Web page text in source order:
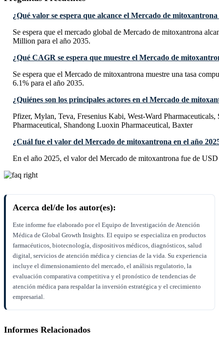
¿Qué valor se espera que alcance el Mercado de
Se espera que el mercado global de Mercado de mitoxantrona
Million para el año 2035.
¿Qué CAGR se espera que muestre el Mercado de
Se espera que el Mercado de mitoxantrona muestre una tasa
6.1% para el año 2035.
¿Quiénes son los principales actores en el Mercado de
Pfizer, Mylan, Teva, Fresenius Kabi, West-Ward Pharmaceuticals,
Pharmaceutical, Shandong Luoxin Pharmaceutical, Baxter
¿Cuál fue el valor del Mercado de mitoxantrona en el año
En el año 2025, el valor del Mercado de mitoxantrona fue de
Acerca del/de los autor(es):
Este informe fue elaborado por el Equipo de Investigación de Atención
Médica de Global Growth Insights. El equipo se especializa en productos
farmacéuticos, biotecnología, dispositivos médicos, diagnósticos, salud
digital, servicios de atención médica y ciencias de la vida. Su experiencia
incluye el dimensionamiento del mercado, el análisis regulatorio, la
evaluación comparativa competitiva y el pronóstico de tendencias de
atención médica para respaldar la inversión estratégica y el crecimiento
empresarial.
Informes Relacionados